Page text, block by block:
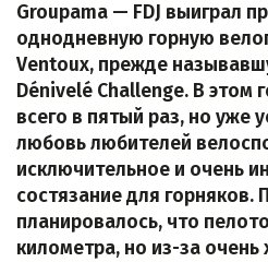
Groupama — FDJ выиграл
однодневную горную
Ventoux, прежде
Dénivelé Challenge. В этом
всего в пятый раз, но уже
любовь любителей
исключительное и очень
состязание для горняков.
планировалось, что
километра, но из-за